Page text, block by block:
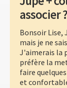
associer ?
Bonsoir Lise,
mais je ne
J'aimerais la
préfère la
faire
et